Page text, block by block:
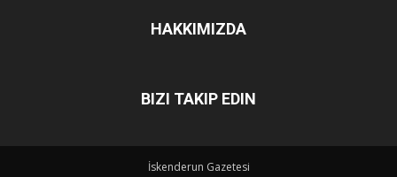
HAKKIMIZDA
BIZI TAKIP EDIN
İskenderun Gazetesi